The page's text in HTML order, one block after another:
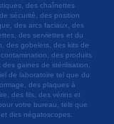
des chaînettes
sécurité, des position
des arcs faciaux, des
des serviettes et du
des gobelets, des kits de
des produits
gaines de stérilisation,
de laboratoire tel que du
des plaques à
des fils, des vérins et
votre bureau, tels que
des négatoscopes.